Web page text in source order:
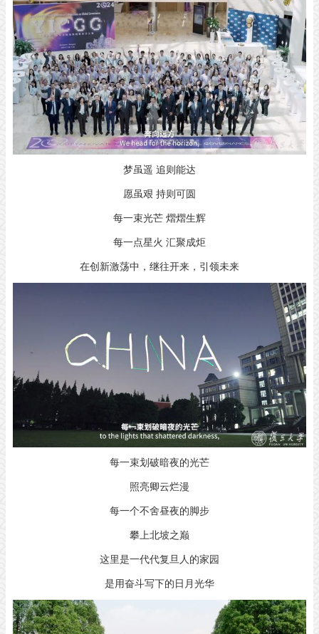
梦虽遥 追则能达
愿虽艰 持则可圆
每一束光芒 熠熠生辉
每一点星火 汇聚成炬
在创新激荡中，继往开来，引领未来
每一束划破暗夜的光芒
照亮卿云烂漫
每一个不舍昼夜的脚步
攀上北坡之巅
这里是一代代复旦人的家园
是用奋斗写下的日月光华